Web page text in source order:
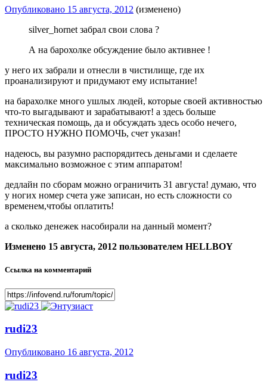
Опубликовано 15 августа, 2012 (изменено)
silver_hornet забрал свои слова ?
А на барохолке обсуждение было активнее !
у него их забрали и отнесли в чистилище, где их
проанализируют и придумают ему испытание!
на барахолке много ушлых людей, которые своей активностью
что-то выгадывают и зарабатывают! а здесь больше
техническая помощь, да и обсуждать здесь особо нечего,
ПРОСТО НУЖНО ПОМОЧЬ, счет указан!
надеюсь, вы разумно распорядитесь деньгами и сделаете
максимально возможное с этим аппаратом!
дедлайн по сборам можно ограничить 31 августа! думаю, что
у ногих номер счета уже записан, но есть сложности со
временем,чтобы оплатить!
а сколько денежек насобирали на данный момент?
Изменено 15 августа, 2012 пользователем HELLBOY
Ссылка на комментарий
rudi23
Опубликовано 16 августа, 2012
rudi23